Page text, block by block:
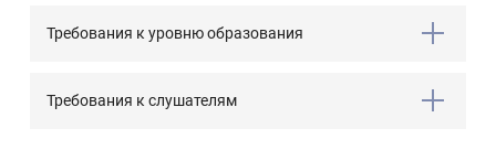
Требования к уровню образования
Требования к слушателям